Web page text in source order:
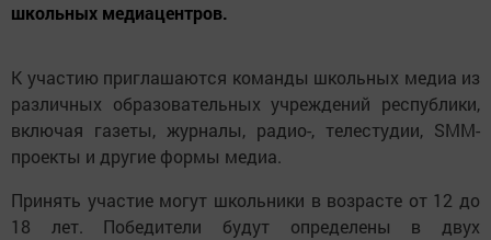
школьных медиацентров.
К участию приглашаются команды школьных медиа из
различных образовательных учреждений республики,
включая газеты, журналы, радио-, телестудии, SMM-
проекты и другие формы медиа.
Принять участие могут школьники в возрасте от 12 до
18 лет. Победители будут определены в двух